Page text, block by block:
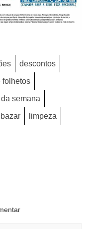
descontos
folhetos
semana
bazar limpeza